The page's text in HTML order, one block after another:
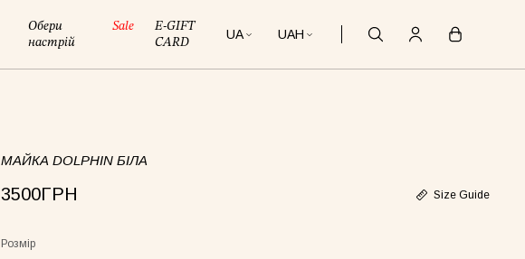
Обери
настрій
Sale
E-GIFT
CARD
UA UAH
МАЙКА DOLPHIN БІЛА
3500ГРН Size Guide
Розмір